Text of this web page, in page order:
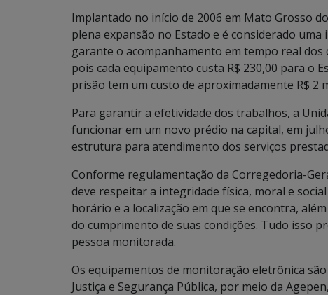
Implantado no início de 2006 em Mato Grosso
plena expansão no Estado e é considerado
garante o acompanhamento em tempo real
pois cada equipamento custa R$ 230,00 para o
prisão tem um custo de aproximadamente R$ 2
Para garantir a efetividade dos trabalhos, a
funcionar em um novo prédio na capital, em
estrutura para atendimento dos serviços
Conforme regulamentação da Corregedoria-
deve respeitar a integridade física, moral e
horário e a localização em que se encontra,
do cumprimento de suas condições. Tudo isso
pessoa monitorada.
Os equipamentos de monitoração eletrônica
Justiça e Segurança Pública, por meio da